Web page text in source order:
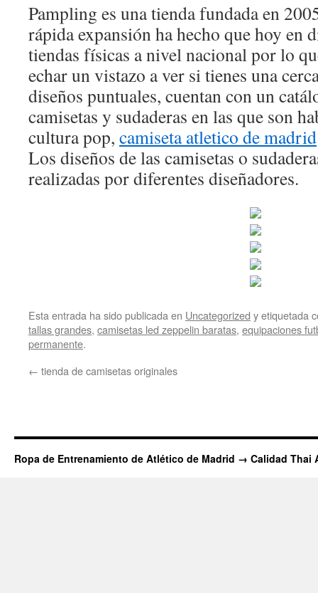
Pampling es una tienda fundada en
rápida expansión ha hecho que hoy en
tiendas físicas a nivel nacional por lo
echar un vistazo a ver si tienes una
diseños puntuales, cuentan con un
camisetas y sudaderas en las que son
cultura pop, camiseta atletico de madrid
Los diseños de las camisetas o
realizadas por diferentes diseñadores.
Esta entrada ha sido publicada en Uncategorized y etiquetada
tallas grandes, camisetas led zeppelin baratas, equipaciones
permanente.
← tienda de camisetas originales
Ropa de Entrenamiento de Atlético de Madrid → Calidad Thai